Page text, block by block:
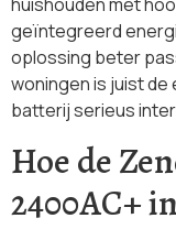
geïntegreerd
oplossing beter
woningen is juist de
batterij serieus
Hoe de
2400AC+